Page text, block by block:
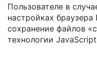
Пользователе в
настройках
сохранение файлов
технологии